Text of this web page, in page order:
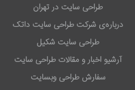
طراحی سایت در تهران
درباره‌ی شرکت طراحی سایت داتک
طراحی سایت شکیل
آرشیو اخبار و مقالات طراحی سایت
سفارش طراحی وبسایت